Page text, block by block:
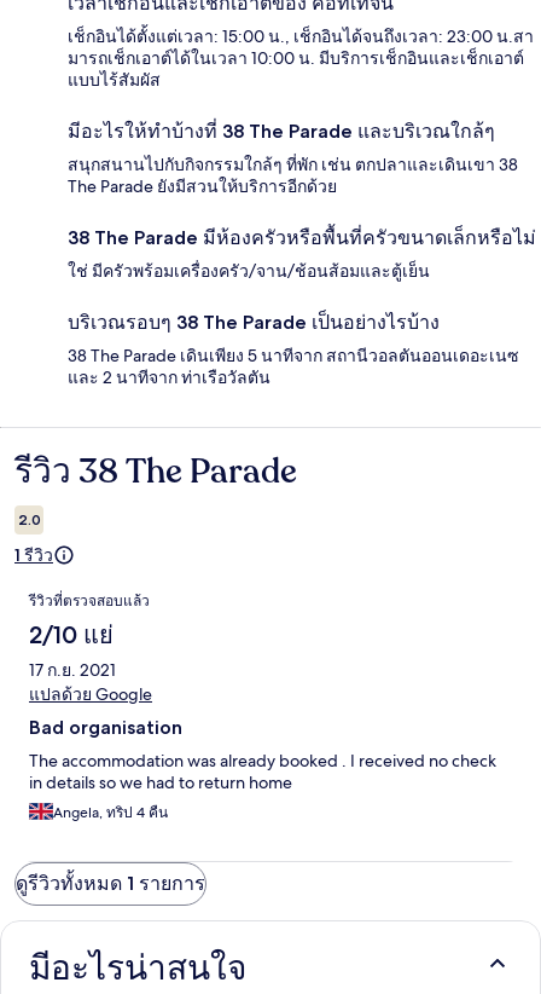
เช็กอินได้ตั้งแต่เวลา: 15:00 น., เช็กอินได้จนถึงเวลา: 23:00 น.สา
มารถเช็กเอาต์ได้ในเวลา 10:00 น. มีบริการเช็กอินและเช็กเอาต์
แบบไร้สัมผัส
มีอะไรให้ทำบ้างที่ 38 The Parade และบริเวณใกล้ๆ
สนุกสนานไปกับกิจกรรมใกล้ๆ ที่พัก เช่น ตกปลาและเดินเขา 38
The Parade ยังมีสวนให้บริการอีกด้วย
38 The Parade มีห้องครัวหรือพื้นที่ครัวขนาดเล็กหรือไม่
ใช่ มีครัวพร้อมเครื่องครัว/จาน/ช้อนส้อมและตู้เย็น
บริเวณรอบๆ 38 The Parade เป็นอย่างไรบ้าง
38 The Parade เดินเพียง 5 นาทีจาก สถานีวอลตันออนเดอะเนซ
และ 2 นาทีจาก ท่าเรือวัลตัน
รีวิว
รีวิว 38 The Parade
2.0
1 รีวิว
รีวิว
รีวิวที่ตรวจสอบแล้ว
2/10 แย่
17 ก.ย. 2021
แปลด้วย Google
Bad organisation
The accommodation was already booked . I received no check
in details so we had to return home
Angela, ทริป 4 คืน
ดูรีวิวทั้งหมด 1 รายการ
มีอะไรน่าสนใจ